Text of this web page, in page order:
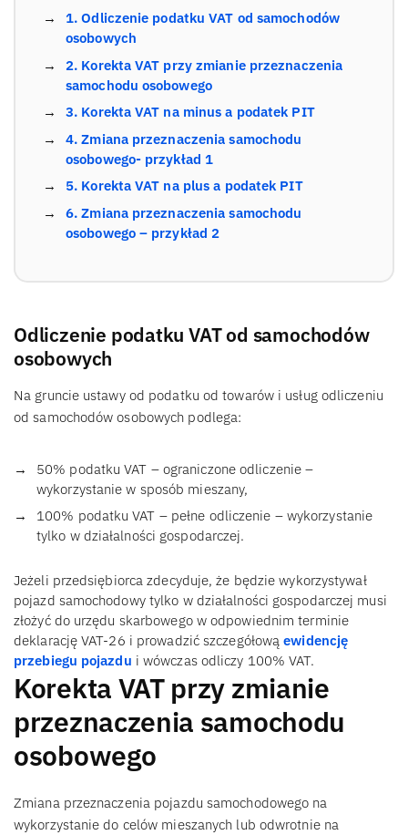
1. Odliczenie podatku VAT od samochodów
osobowych
2. Korekta VAT przy zmianie przeznaczenia
samochodu osobowego
3. Korekta VAT na minus a podatek PIT
4. Zmiana przeznaczenia samochodu
osobowego- przykład 1
5. Korekta VAT na plus a podatek PIT
6. Zmiana przeznaczenia samochodu
osobowego – przykład 2
Odliczenie podatku VAT od samochodów
osobowych
Na gruncie ustawy od podatku od towarów i usług odliczeniu
od samochodów osobowych podlega:
50% podatku VAT – ograniczone odliczenie –
wykorzystanie w sposób mieszany,
100% podatku VAT – pełne odliczenie – wykorzystanie
tylko w działalności gospodarczej.
Jeżeli przedsiębiorca zdecyduje, że będzie wykorzystywał
pojazd samochodowy tylko w działalności gospodarczej musi
złożyć do urzędu skarbowego w odpowiednim terminie
deklarację VAT-26 i prowadzić szczegółowąewidencję
przebiegu pojazdu i wówczas odliczy 100% VAT.
Korekta VAT przy zmianie
przeznaczenia samochodu
osobowego
Zmiana przeznaczenia pojazdu samochodowego na
wykorzystanie do celów mieszanych lub odwrotnie na